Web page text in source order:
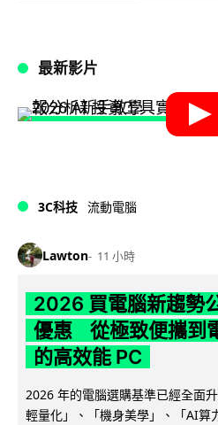
最新影片
3C科技 流動電腦
Lawton 11 小時
2026 買電腦新趨勢
優惠 從極致便攜到
的高效能 PC
2026 年的電腦選購基準已經全面
輕量化」、「機身美學」、「AI算